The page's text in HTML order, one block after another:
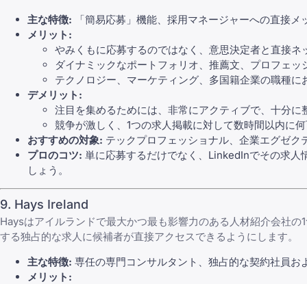
主な特徴: 「簡易応募」機能、採用マネージャーへの直接
メリット:
やみくもに応募するのではなく、意思決定者と直接
ダイナミックなポートフォリオ、推薦文、プロフェ
テクノロジー、マーケティング、多国籍企業の職種
デメリット:
注目を集めるためには、非常にアクティブで、十分
競争が激しく、1つの求人掲載に対して数時間以内に
おすすめの対象: テックプロフェッショナル、企業エグゼ
プロのコツ: 単に応募するだけでなく、LinkedInでその求人
しょう。
9. Hays Ireland
Haysはアイルランドで最大かつ最も影響力のある人材紹介会社
する独占的な求人に候補者が直接アクセスできるようにします。
主な特徴: 専任の専門コンサルタント、独占的な契約社員
メリット: